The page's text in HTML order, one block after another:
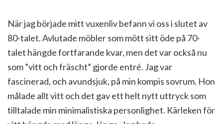
När jag började mitt vuxenliv befann vi oss i slutet av
80-talet. Avlutade möbler som mött sitt öde på 70-
talet hängde fortfarande kvar, men det var också nu
som ”vitt och fräscht” gjorde entré. Jag var
fascinerad, och avundsjuk, på min kompis sovrum. Hon
målade allt vitt och det gav ett helt nytt uttryck som
tilltalade min minimalistiska personlighet. Kärleken för